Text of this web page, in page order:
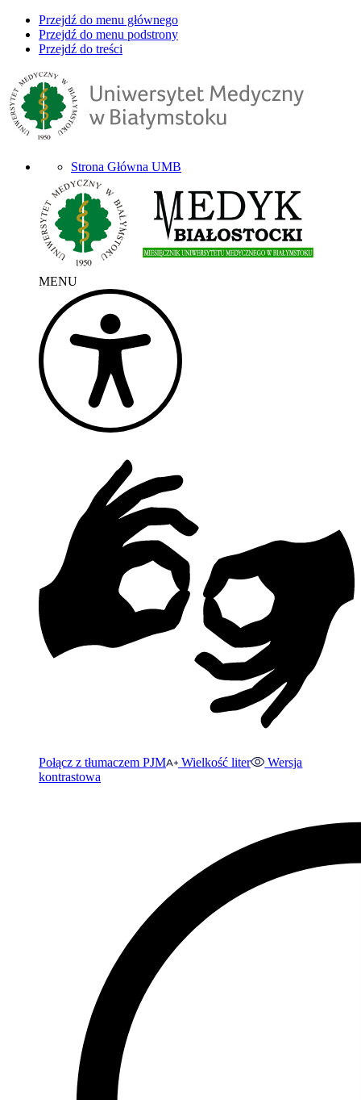
Przejdź do menu głównego
Przejdź do menu podstrony
Przejdź do treści
Strona Główna UMB
MENU
Połącz z tłumaczem PJM Wielkość liter
Wersja
kontrastowa